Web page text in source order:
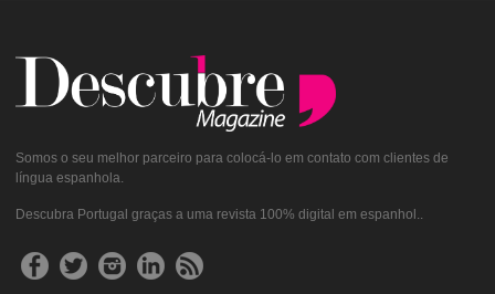
Somos o seu melhor parceiro para colocá-lo em contato com clientes de
língua espanhola.
Descubra Portugal graças a uma revista 100% digital em espanhol..